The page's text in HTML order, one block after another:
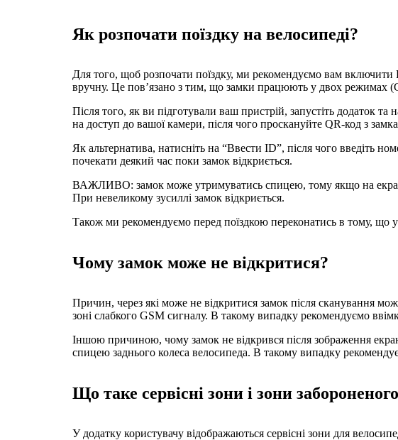
Як розпочати поїздку на велосипеді?
Для того, щоб розпочати поїздку, ми рекомендуємо вам
вручну. Це пов’язано з тим, що замки працюють у двох режимах
Після того, як ви підготували ваш пристрій, запустіть додаток
на доступ до вашої камери, після чого проскануйте QR-код з
Як альтернатива, натисніть на “Ввести ID”, після чого введіть
почекати деякий час поки замок відкриється.
ВАЖЛИВО: замок може утримуватись спицею, тому якщо на
При невеликому зусиллі замок відкриється.
Також ми рекомендуємо перед поїздкою переконатись в тому, що у
Чому замок може не відкритися?
Причин, через які може не відкритися замок після сканування
зоні слабкого GSM сигналу. В такому випадку рекомендуємо
Іншою причиною, чому замок не відкрився після зображення
спицею заднього колеса велосипеда. В такому випадку
Що таке сервісні зони і зони
У додатку користувачу відображаються сервісні зони для